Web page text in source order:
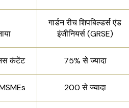
गार्डन रीच शिपबिल्डर्स एंड
इंजीनियर्स (GRSE)
कंटेंट 75% से ज्यादा
200 से ज्यादा